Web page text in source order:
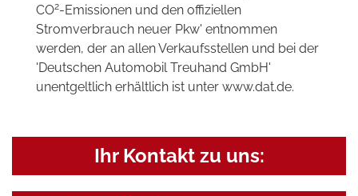
CO2-Emissionen und den offiziellen
Stromverbrauch neuer Pkw' entnommen
werden, der an allen Verkaufsstellen und bei der
'Deutschen Automobil Treuhand GmbH'
unentgeltlich erhältlich ist unter www.dat.de.
Ihr Kontakt zu uns: